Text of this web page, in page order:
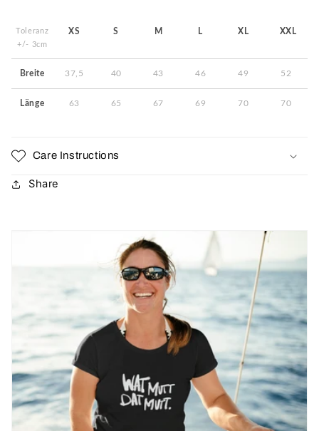
Toleranz
+/- 3cm
XS S M L XL XXL
Breite 37,5 40 43 46 49 52
Länge 63 65 67 69 70 70
Care Instructions
Share